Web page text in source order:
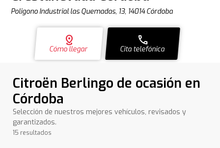
Poligono Industrial las Quemadas, 13, 14014 Córdoba
distance
Cómo llegar
call
Cita telefónica
Citroën Berlingo de ocasión en
Córdoba
Selección de nuestros mejores vehículos, revisados y
garantizados.
15 resultados